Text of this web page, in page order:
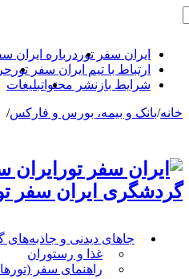
ایران سفر تور درباره ایران
ارتباط با تیم ایران سفر تور
شرایط بازنشر محتوا تبلیغات
ایران
گردشگری ایران سفر
جاهای دیدنی و
غذا و رستوران
راهنمای سفر
خانه/بانک و بیمه، بورس و فارکس/